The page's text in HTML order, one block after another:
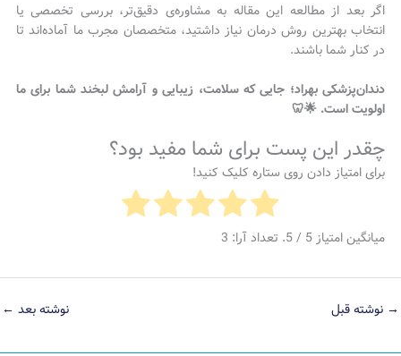
اگر بعد از مطالعه این مقاله به مشاوره‌ی دقیق‌تر، بررسی تخصصی یا
انتخاب بهترین روش درمان نیاز داشتید، متخصصان مجرب ما آماده‌اند تا
در کنار شما باشند.
دندان‌پزشکی بهراد؛ جایی که سلامت، زیبایی و آرامش لبخند شما برای ما
اولویت است. 🌟🦷
چقدر این پست برای شما مفید بود؟
برای امتیاز دادن روی ستاره کلیک کنید!
میانگین امتیاز 5 / 5. تعداد آرا: 3
→ نوشته قبل نوشته بعد ←